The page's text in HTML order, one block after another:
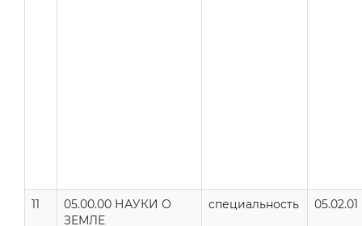
11
05.00.00 НАУКИ О
ЗЕМЛЕ
специальность 05.02.01